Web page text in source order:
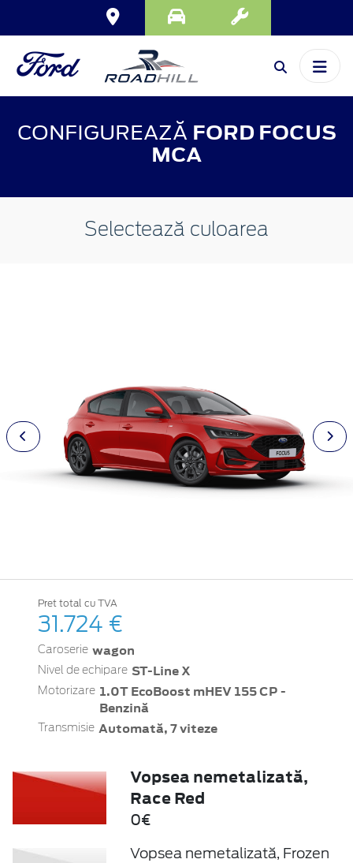
CONFIGUREAZĂ FORD FOCUS
MCA
Selectează culoarea
Pret total cu TVA
31.724 €
Caroserie wagon
Nivel de echipare ST-Line X
Motorizare 1.0T EcoBoost mHEV 155 CP -
Benzină
Transmisie Automată, 7 viteze
Vopsea nemetalizată,
Race Red
0€
Vopsea nemetalizată, Frozen